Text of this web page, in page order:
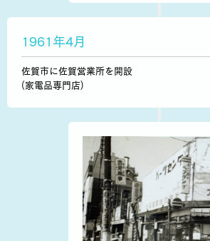
1961年4月
佐賀市に佐賀営業所を開設
(家電品専門店)